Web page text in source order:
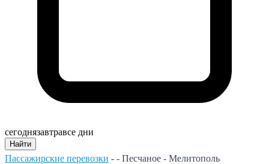
сегоднязавтравсе дни
Найти
Пассажирские перевозки - - Песчаное - Мелитополь